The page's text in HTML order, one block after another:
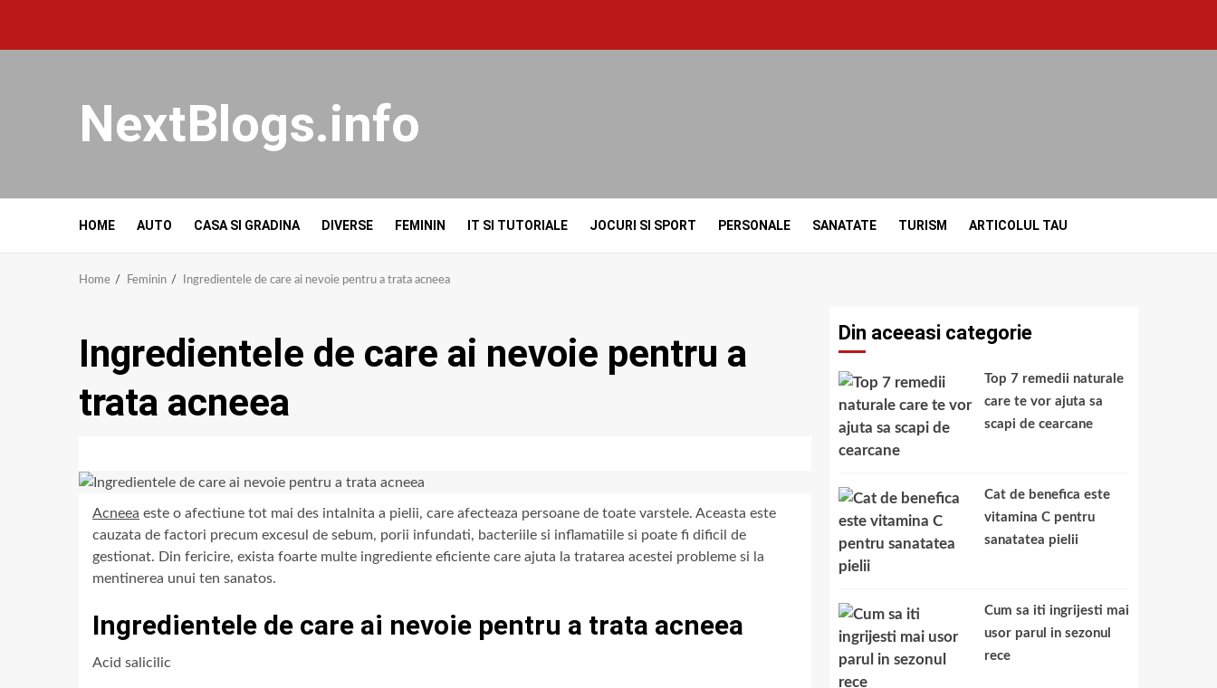
NextBlogs.info
HOME AUTO CASA SI GRADINA DIVERSE FEMININ IT SI TUTORIALE JOCURI SI SPORT PERSONALE SANATATE TURISM ARTICOLUL TAU
Home Feminin Ingredientele de care ai nevoie pentru a trata acneea
Ingredientele de care ai nevoie pentru a
trata acneea
Acneea este o afectiune tot mai des intalnita a pielii, care afecteaza persoane de toate varstele. Aceasta este
cauzata de factori precum excesul de sebum, porii infundati, bacteriile si inflamatiile si poate fi dificil de
gestionat. Din fericire, exista foarte multe ingrediente eficiente care ajuta la tratarea acestei probleme si la
mentinerea unui ten sanatos.
Ingredientele de care ai nevoie pentru a trata acneea
Acid salicilic
Din aceeasi categorie
Top 7 remedii naturale
care te vor ajuta sa
scapi de cearcane
Cat de benefica este
vitamina C pentru
sanatatea pielii
Cum sa iti ingrijesti mai
usor parul in sezonul
rece